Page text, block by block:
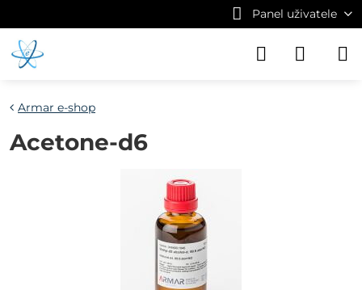
Panel uživatele
Armar e-shop
Acetone-d6